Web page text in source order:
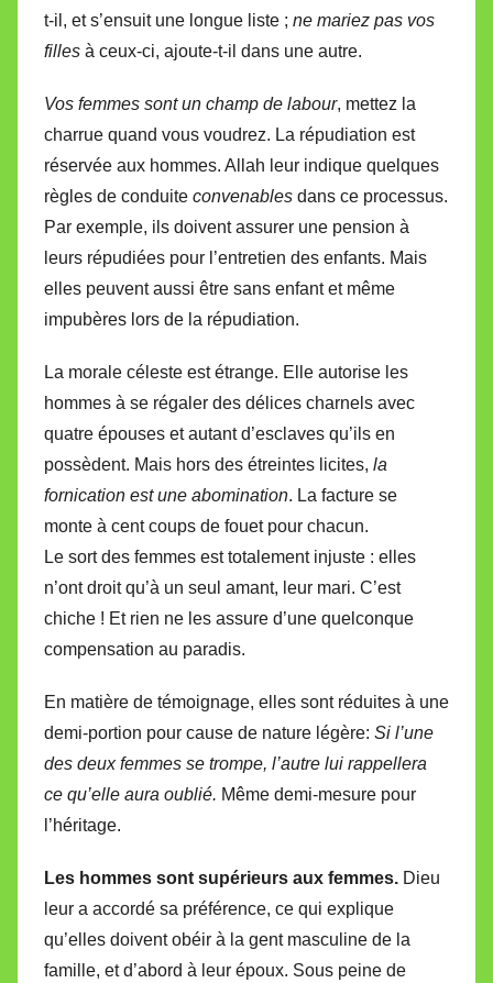
t-il, et s’ensuit une longue liste ; ne mariez pas vos
filles à ceux-ci, ajoute-t-il dans une autre.
Vos femmes sont un champ de labour, mettez la
charrue quand vous voudrez. La répudiation est
réservée aux hommes. Allah leur indique quelques
règles de conduite convenables dans ce processus.
Par exemple, ils doivent assurer une pension à
leurs répudiées pour l’entretien des enfants. Mais
elles peuvent aussi être sans enfant et même
impubères lors de la répudiation.
La morale céleste est étrange. Elle autorise les
hommes à se régaler des délices charnels avec
quatre épouses et autant d’esclaves qu’ils en
possèdent. Mais hors des étreintes licites, la
fornication est une abomination. La facture se
monte à cent coups de fouet pour chacun.
Le sort des femmes est totalement injuste : elles
n’ont droit qu’à un seul amant, leur mari. C’est
chiche ! Et rien ne les assure d’une quelconque
compensation au paradis.
En matière de témoignage, elles sont réduites à une
demi-portion pour cause de nature légère: Si l’une
des deux femmes se trompe, l’autre lui rappellera
ce qu’elle aura oublié. Même demi-mesure pour
l’héritage.
Les hommes sont supérieurs aux femmes. Dieu
leur a accordé sa préférence, ce qui explique
qu’elles doivent obéir à la gent masculine de la
famille, et d’abord à leur époux. Sous peine de